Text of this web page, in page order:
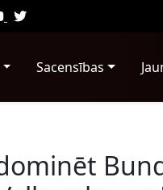
Sacensības